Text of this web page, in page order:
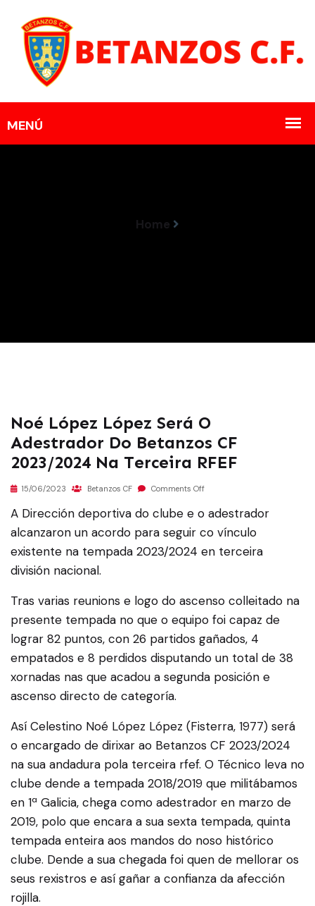
Home
Noé López López Será O
Adestrador Do Betanzos CF
2023/2024 Na Terceira RFEF
15/06/2023 Betanzos CF Comments Off
A Dirección deportiva do clube e o adestrador
alcanzaron un acordo para seguir co vínculo
existente na tempada 2023/2024 en terceira
división nacional.
Tras varias reunions e logo do ascenso colleitado na
presente tempada no que o equipo foi capaz de
lograr 82 puntos, con 26 partidos gañados, 4
empatados e 8 perdidos disputando un total de 38
xornadas nas que acadou a segunda posición e
ascenso directo de categoría.
Así Celestino Noé López López (Fisterra, 1977) será
o encargado de dirixar ao Betanzos CF 2023/2024
na sua andadura pola terceira rfef. O Técnico leva no
clube dende a tempada 2018/2019 que militábamos
en 1ª Galicia, chega como adestrador en marzo de
2019, polo que encara a sua sexta tempada, quinta
tempada enteira aos mandos do noso histórico
clube. Dende a sua chegada foi quen de mellorar os
seus rexistros e así gañar a confianza da afección
rojilla.